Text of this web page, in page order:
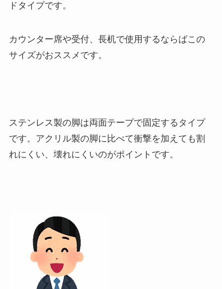
ドタイプです。
カウンター席や受付、長机で使用するならばこの
サイズがおススメです。
ステンレス製の脚は両面テープで固定するタイプ
です。アクリル製の脚に比べて衝撃を加えても割
れにくい、壊れにくいのがポイントです。